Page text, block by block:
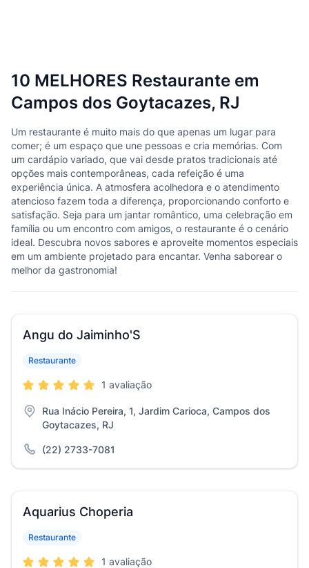
10 MELHORES Restaurante em
Campos dos Goytacazes, RJ
Um restaurante é muito mais do que apenas um lugar para
comer; é um espaço que une pessoas e cria memórias. Com
um cardápio variado, que vai desde pratos tradicionais até
opções mais contemporâneas, cada refeição é uma
experiência única. A atmosfera acolhedora e o atendimento
atencioso fazem toda a diferença, proporcionando conforto e
satisfação. Seja para um jantar romântico, uma celebração em
família ou um encontro com amigos, o restaurante é o cenário
ideal. Descubra novos sabores e aproveite momentos especiais
em um ambiente projetado para encantar. Venha saborear o
melhor da gastronomia!
Angu do Jaiminho'S
Restaurante
1 avaliação
Rua Inácio Pereira, 1, Jardim Carioca, Campos dos
Goytacazes, RJ
(22) 2733-7081
Aquarius Choperia
Restaurante
1 avaliação